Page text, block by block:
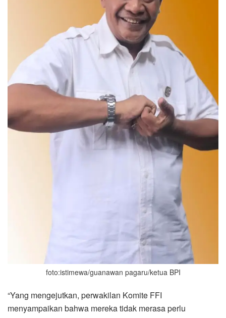
foto:istimewa/guanawan pagaru/ketua BPI
“Yang mengejutkan, perwakilan Komite FFI
menyampaikan bahwa mereka tidak merasa perlu